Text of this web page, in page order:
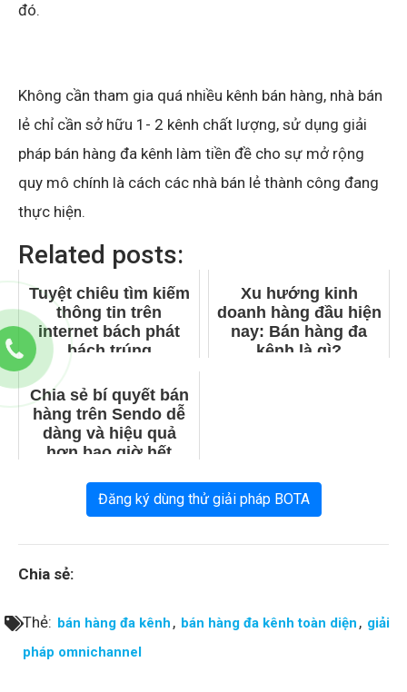
đó.
Không cần tham gia quá nhiều kênh bán hàng, nhà bán
lẻ chỉ cần sở hữu 1- 2 kênh chất lượng, sử dụng giải
pháp bán hàng đa kênh làm tiền đề cho sự mở rộng
quy mô chính là cách các nhà bán lẻ thành công đang
thực hiện.
Related posts:
Tuyệt chiêu tìm kiếm
thông tin trên
internet bách phát
bách trúng
Xu hướng kinh
doanh hàng đầu hiện
nay: Bán hàng đa
kênh là gì?
Chia sẻ bí quyết bán
hàng trên Sendo dễ
dàng và hiệu quả
hơn bao giờ hết
Đăng ký dùng thử giải pháp BOTA
Chia sẻ:
Thẻ: bán hàng đa kênh , bán hàng đa kênh toàn diện , giải
pháp omnichannel